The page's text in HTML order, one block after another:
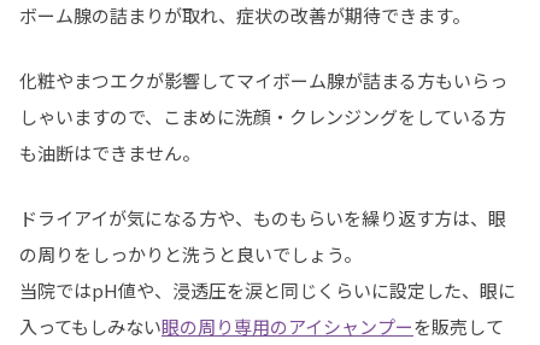
ボーム腺の詰まりが取れ、症状の改善が期待できます。
化粧やまつエクが影響してマイボーム腺が詰まる方もいらっ
しゃいますので、こまめに洗顔・クレンジングをしている方
も油断はできません。
ドライアイが気になる方や、ものもらいを繰り返す方は、眼
の周りをしっかりと洗うと良いでしょう。
当院ではpH値や、浸透圧を涙と同じくらいに設定した、眼に
入ってもしみない眼の周り専用のアイシャンプーを販売して